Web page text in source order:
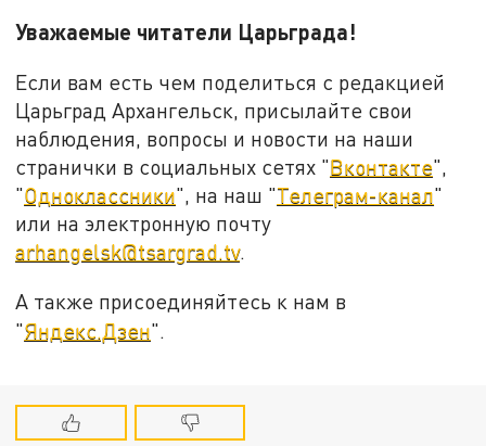
Уважаемые читатели Царьграда!
Если вам есть чем поделиться с редакцией
Царьград Архангельск, присылайте свои
наблюдения, вопросы и новости на наши
странички в социальных сетях "Вконтакте",
"Одноклассники", на наш "Телеграм-канал"
или на электронную почту
arhangelsk@tsargrad.tv.
А также присоединяйтесь к нам в
"Яндекс.Дзен".